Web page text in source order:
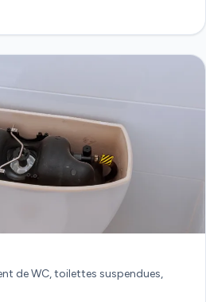
de WC, toilettes suspendues,